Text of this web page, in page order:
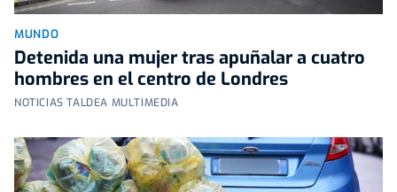
MUNDO
Detenida una mujer tras apuñalar a cuatro
hombres en el centro de Londres
NOTICIAS TALDEA MULTIMEDIA